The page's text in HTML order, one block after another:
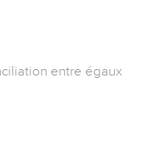
entre égaux